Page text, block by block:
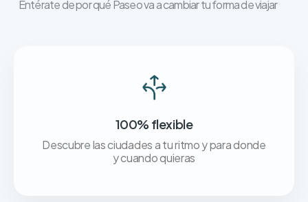
Entérate de por qué Paseo va a cambiar tu forma de viajar
100% flexible
Descubre las ciudades a tu ritmo y para donde
y cuando quieras